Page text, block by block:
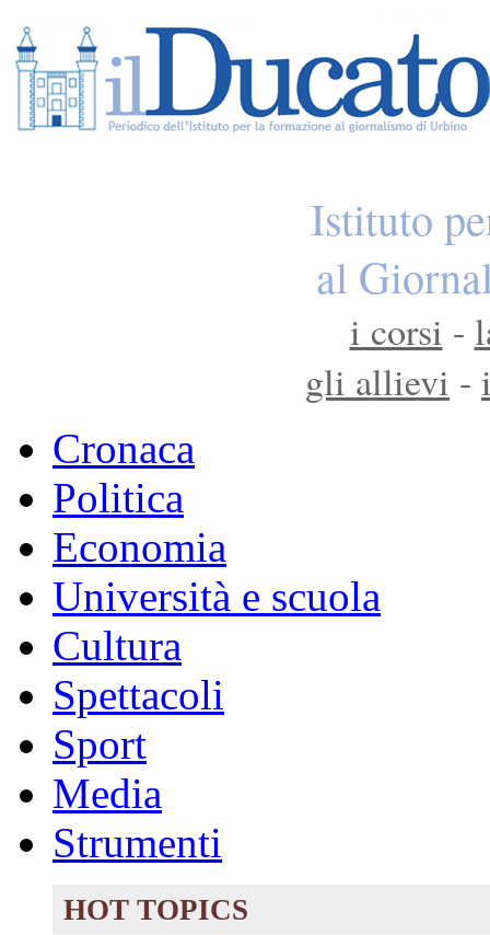
Istituto
al
i corsi -
gli allievi -
Cronaca
Politica
Economia
Università e scuola
Cultura
Spettacoli
Sport
Media
Strumenti
HOT TOPICS